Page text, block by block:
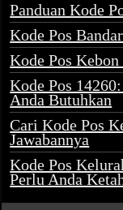
Panduan Kode
Kode Pos
Kode Pos Kebon
Kode Pos
Anda Butuhkan
Cari Kode Pos
Jawabannya
Kode Pos
Perlu Anda